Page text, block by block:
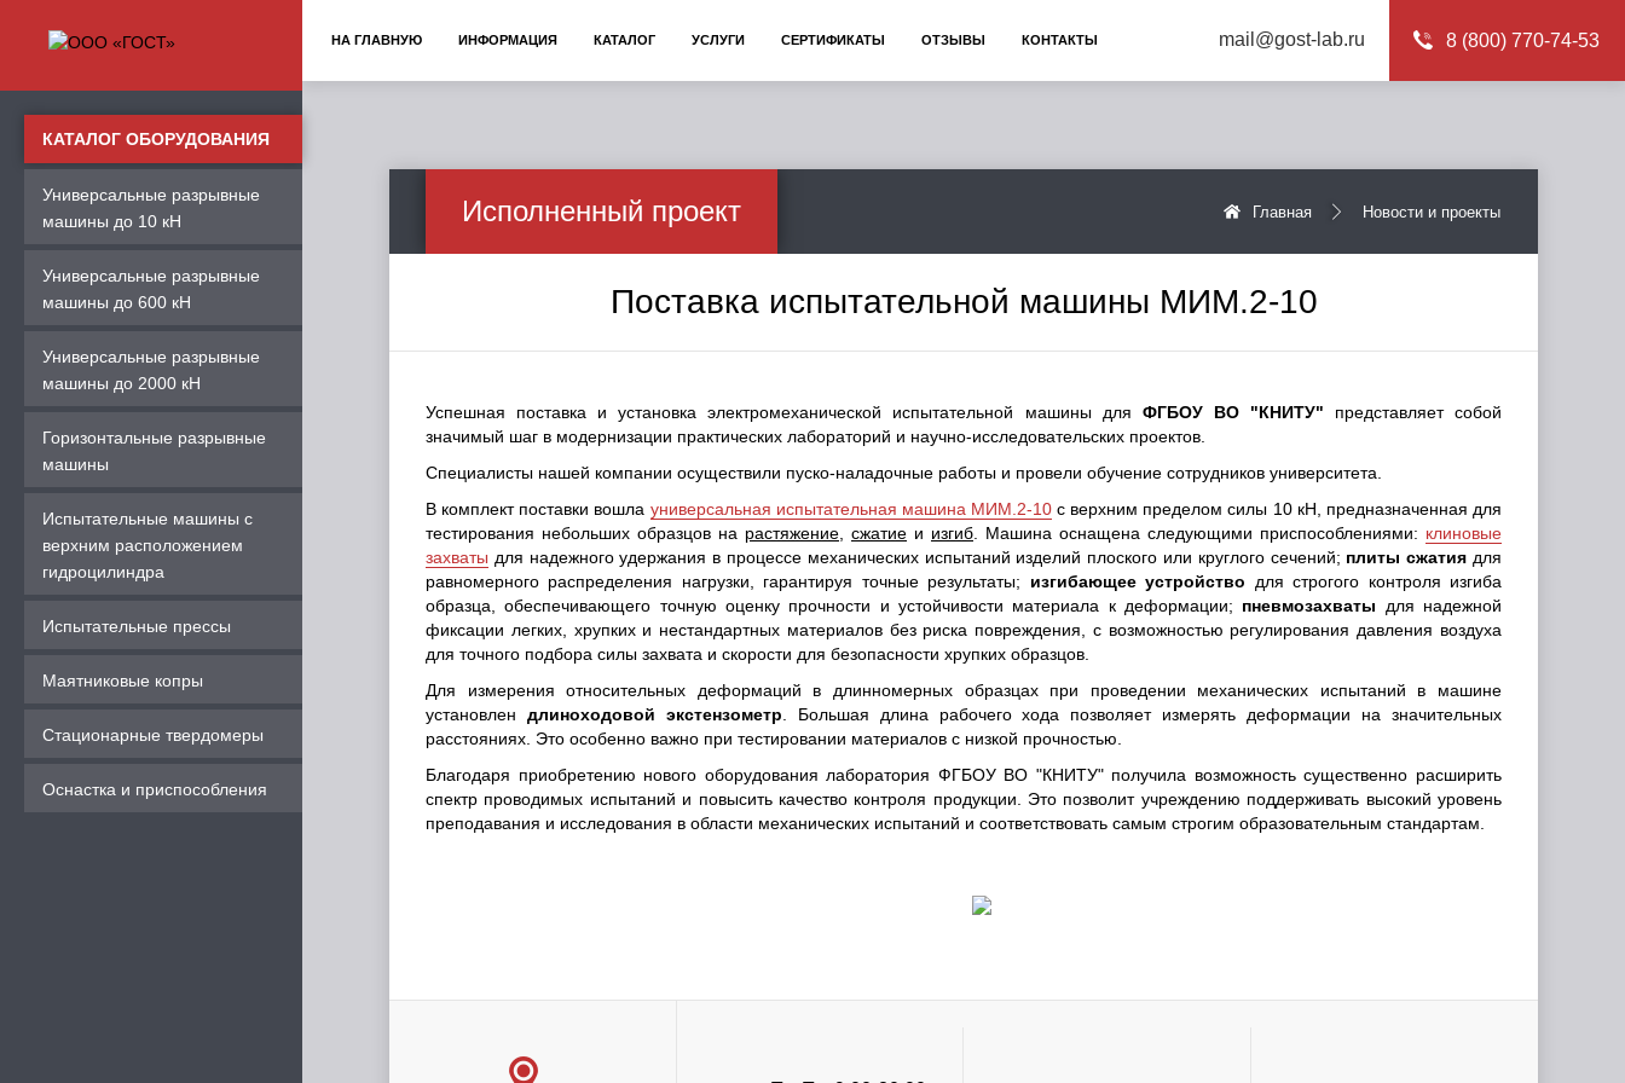
КАТАЛОГ ОБОРУДОВАНИЯ
Универсальные разрывные
машины до 10 кН
Универсальные разрывные
машины до 600 кН
Универсальные разрывные
машины до 2000 кН
Горизонтальные разрывные
машины
Испытательные машины с
верхним расположением
гидроцилиндра
Испытательные прессы
Маятниковые копры
Стационарные твердомеры
Оснастка и приспособления
НА ГЛАВНУЮ ИНФОРМАЦИЯ КАТАЛОГ УСЛУГИ СЕРТИФИКАТЫ ОТЗЫВЫ КОНТАКТЫ mail@gost-lab.ru 8 (800) 770-74-53
Исполненный проект Главная Новости и проекты
Поставка испытательной машины МИМ.2-10
Успешная поставка и установка электромеханической испытательной машины для ФГБОУ ВО "КНИТУ" представляет собой
значимый шаг в модернизации практических лабораторий и научно-исследовательских проектов.
Специалисты нашей компании осуществили пуско-наладочные работы и провели обучение сотрудников университета.
В комплект поставки вошла универсальная испытательная машина МИМ.2-10с верхним пределом силы 10 кН, предназначенная для
тестирования небольших образцов на растяжение сжатие и изгиб . Машина оснащена следующими приспособлениями: клиновые
захваты для надежного удержания в процессе механических испытаний изделий плоского или круглого сечений; плиты сжатия для
равномерного распределения нагрузки, гарантируя точные результаты; изгибающее устройство для строгого контроля изгиба
образца, обеспечивающего точную оценку прочности и устойчивости материала к деформации; пневмозахваты для надежной
фиксации легких, хрупких и нестандартных материалов без риска повреждения, с возможностью регулирования давления воздуха
для точного подбора силы захвата и скорости для безопасности хрупких образцов.
Для измерения относительных деформаций в длинномерных образцах при проведении механических испытаний в машине
установлен длиноходовой экстензометр . Большая длина рабочего хода позволяет измерять деформации на значительных
расстояниях. Это особенно важно при тестировании материалов с низкой прочностью.
Благодаря приобретению нового оборудования лаборатория ФГБОУ ВО "КНИТУ" получила возможность существенно расширить
спектр проводимых испытаний и повысить качество контроля продукции. Это позволит учреждению поддерживать высокий уровень
преподавания и исследования в области механических испытаний и соответствовать самым строгим образовательным стандартам.